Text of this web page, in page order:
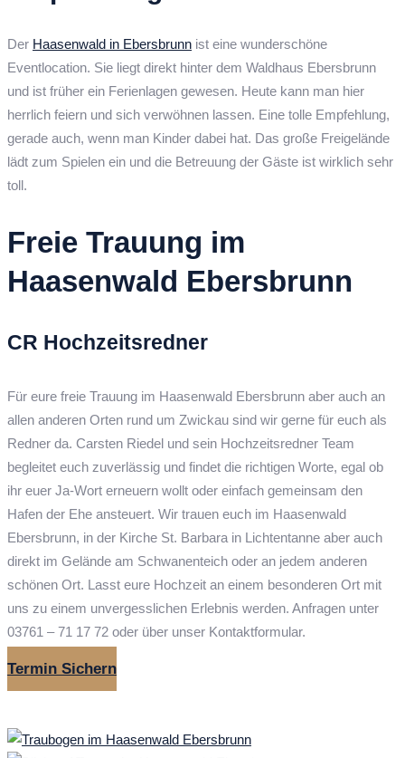
Der Haasenwald in Ebersbrunn ist eine wunderschöne
Eventlocation. Sie liegt direkt hinter dem Waldhaus Ebersbrunn
und ist früher ein Ferienlagen gewesen. Heute kann man hier
herrlich feiern und sich verwöhnen lassen. Eine tolle Empfehlung,
gerade auch, wenn man Kinder dabei hat. Das große Freigelände
lädt zum Spielen ein und die Betreuung der Gäste ist wirklich sehr
toll.
Freie Trauung im
Haasenwald Ebersbrunn
CR Hochzeitsredner
Für eure freie Trauung im Haasenwald Ebersbrunn aber auch an
allen anderen Orten rund um Zwickau sind wir gerne für euch als
Redner da. Carsten Riedel und sein Hochzeitsredner Team
begleitet euch zuverlässig und findet die richtigen Worte, egal ob
ihr euer Ja-Wort erneuern wollt oder einfach gemeinsam den
Hafen der Ehe ansteuert. Wir trauen euch im Haasenwald
Ebersbrunn, in der Kirche St. Barbara in Lichtentanne aber auch
direkt im Gelände am Schwanenteich oder an jedem anderen
schönen Ort. Lasst eure Hochzeit an einem besonderen Ort mit
uns zu einem unvergesslichen Erlebnis werden. Anfragen unter
03761 – 71 17 72 oder über unser Kontaktformular.
Termin Sichern